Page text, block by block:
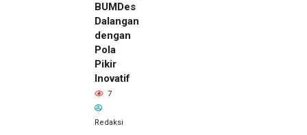
BUMDes
Dalangan
dengan
Pola
Pikir
Inovatif
7
Redaksi
Pemilik
Royal
Phone